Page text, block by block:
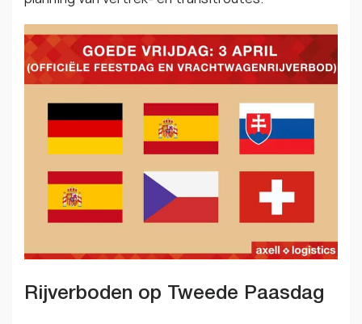
Rijverboden op Tweede Paasdag